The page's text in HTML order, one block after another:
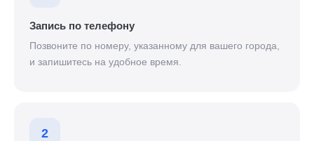
Запись по телефону
Позвоните по номеру, указанному для вашего города,
и запишитесь на удобное время.
2